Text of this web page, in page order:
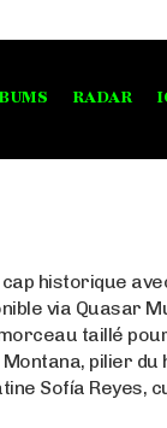
RADAR
historique
via Quasar
taillé
pilier du
Sofía Reyes,